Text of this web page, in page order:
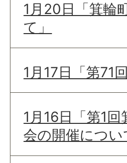
1月20日「箕輪
て」
1月17日「第71
1月16日「第1
会の開催につい